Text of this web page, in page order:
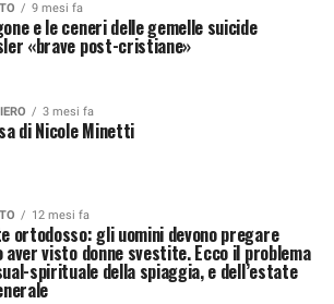
9 mesi fa
e le ceneri delle gemelle suicide
«brave post-cristiane»
3 mesi fa
di Nicole Minetti
12 mesi fa
ortodosso: gli uomini devono pregare
aver visto donne svestite. Ecco il problema
spirituale della spiaggia, e dell’estate